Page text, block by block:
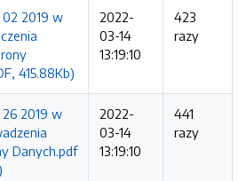
02 2019 w
415.88Kb)
2022-
03-14
13:19:10
423
razy
2019 w
Danych.pdf
2022-
03-14
13:19:10
441
razy